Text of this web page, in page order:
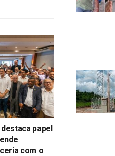
papel
com o